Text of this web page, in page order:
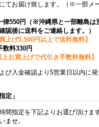
てお届け致します。（※一部メ
律550円（※沖縄県と一部離島は
認後に送料をご連絡します。）
上げ5,500円以上で送料無料】
数料330円
上お買上げで代引き手数料無料】
び入金確認より5営業日以内に発
定」
間指定を下記よりお選び頂けま
ませ。